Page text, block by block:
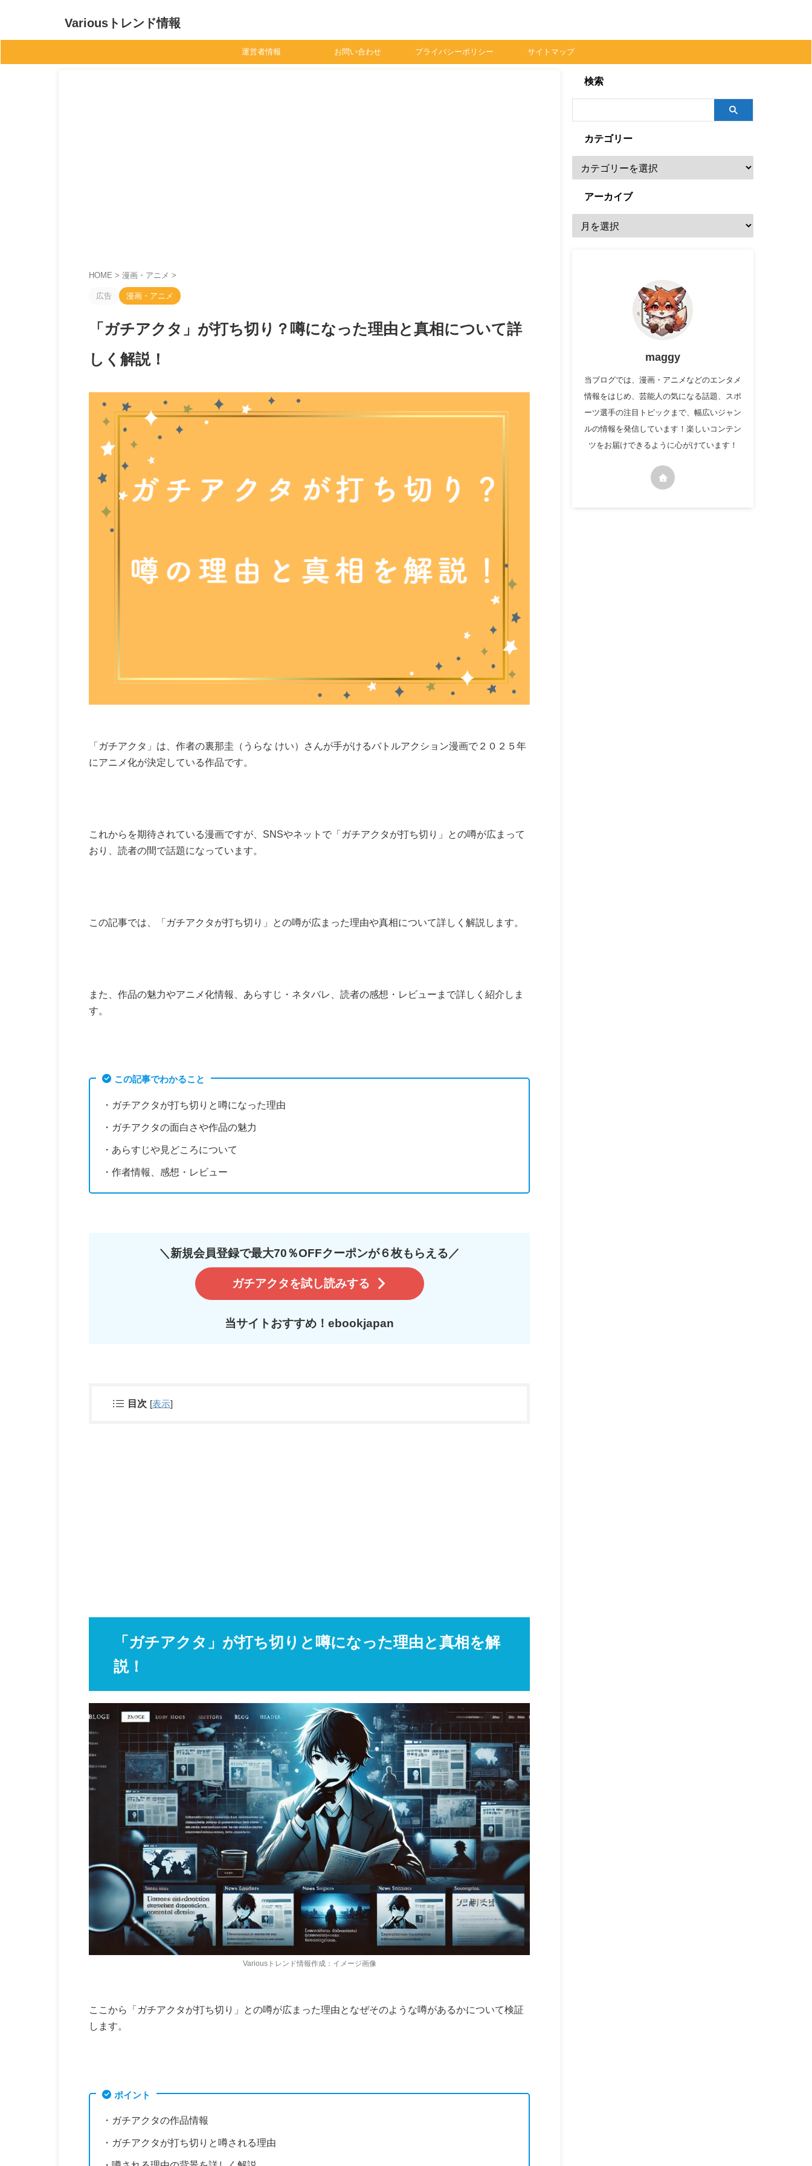
Variousトレンド情報
運営者情報 お問い合わせ プライバシーポリシー サイトマップ
HOME > 漫画・アニメ >
広告 漫画・アニメ
「ガチアクタ」が打ち切り？噂になった理由と真相について詳
しく解説！
「ガチアクタ」は、作者の裏那圭（うらな けい）さんが手がけるバトルアクション漫画で２０２５年
にアニメ化が決定している作品です。
これからを期待されている漫画ですが、SNSやネットで「ガチアクタが打ち切り」との噂が広まって
おり、読者の間で話題になっています。
この記事では、「ガチアクタが打ち切り」との噂が広まった理由や真相について詳しく解説します。
また、作品の魅力やアニメ化情報、あらすじ・ネタバレ、読者の感想・レビューまで詳しく紹介しま
す。
この記事でわかること
・ガチアクタが打ち切りと噂になった理由
・ガチアクタの面白さや作品の魅力
・あらすじや見どころについて
・作者情報、感想・レビュー
＼新規会員登録で最大70％OFFクーポンが６枚もらえる／
ガチアクタを試し読みする
当サイトおすすめ！ebookjapan
目次 [表示]
「ガチアクタ」が打ち切りと噂になった理由と真相を解
説！
Variousトレンド情報作成：イメージ画像
ここから「ガチアクタが打ち切り」との噂が広まった理由となぜそのような噂があるかについて検証
します。
ポイント
・ガチアクタの作品情報
・ガチアクタが打ち切りと噂される理由
検索
カテゴリー
アーカイブ
maggy
当ブログでは、漫画・アニメなどのエンタメ
情報をはじめ、芸能人の気になる話題、スポ
ーツ選手の注目トピックまで、幅広いジャン
ルの情報を発信しています！楽しいコンテン
ツをお届けできるように心がけています！